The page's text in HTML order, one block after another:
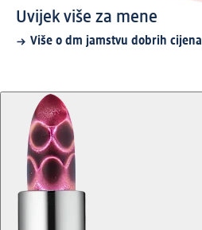
Uvijek više za mene
Više o dm jamstvu dobrih cijena